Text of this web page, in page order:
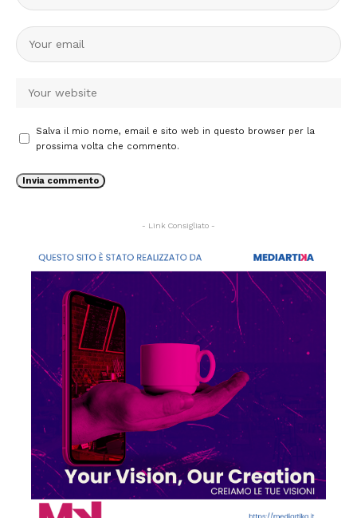
Salva il mio nome, email e sito web in questo browser per la
prossima volta che commento.
- Link Consigliato -